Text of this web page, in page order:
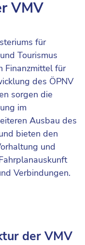
VMV
für
Tourismus
Finanzmittel für
des ÖPNV
sorgen die
im
Ausbau des
bieten den
und
Verbindungen.
der VMV